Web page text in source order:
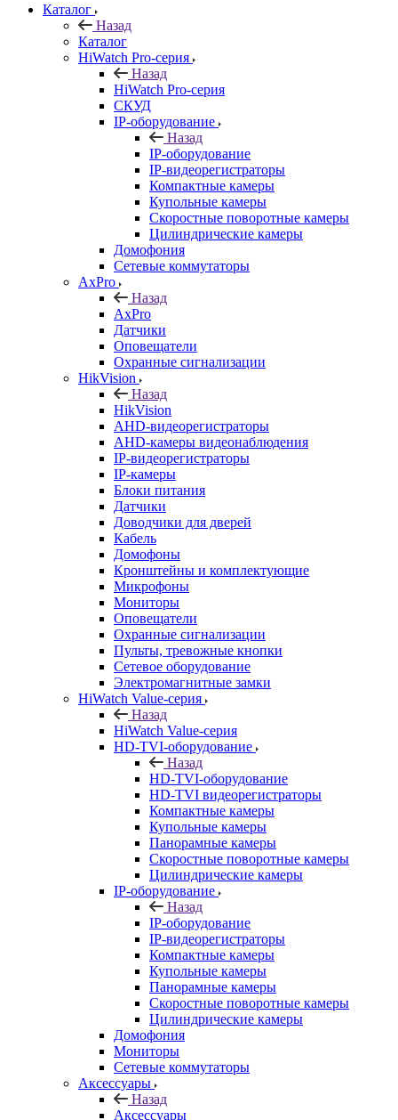
Каталог
Назад
Каталог
HiWatch Pro-серия
Назад
HiWatch Pro-серия
CКУД
IP-оборудование
Назад
IP-оборудование
IP-видеорегистраторы
Компактные камеры
Купольные камеры
Скоростные поворотные камеры
Цилиндрические камеры
Домофония
Сетевые коммутаторы
AxPro
Назад
AxPro
Датчики
Оповещатели
Охранные сигнализации
HikVision
Назад
HikVision
AHD-видеорегистраторы
AHD-камеры видеонаблюдения
IP-видеорегистраторы
IP-камеры
Блоки питания
Датчики
Доводчики для дверей
Кабель
Домофоны
Кронштейны и комплектующие
Микрофоны
Мониторы
Оповещатели
Охранные сигнализации
Пульты, тревожные кнопки
Сетевое оборудование
Электромагнитные замки
HiWatch Value-серия
Назад
HiWatch Value-серия
HD-TVI-оборудование
Назад
HD-TVI-оборудование
HD-TVI видеорегистраторы
Компактные камеры
Купольные камеры
Панорамные камеры
Скоростные поворотные камеры
Цилиндрические камеры
IP-оборудование
Назад
IP-оборудование
IP-видеорегистраторы
Компактные камеры
Купольные камеры
Панорамные камеры
Скоростные поворотные камеры
Цилиндрические камеры
Домофония
Мониторы
Сетевые коммутаторы
Аксессуары
Назад
Аксессуары